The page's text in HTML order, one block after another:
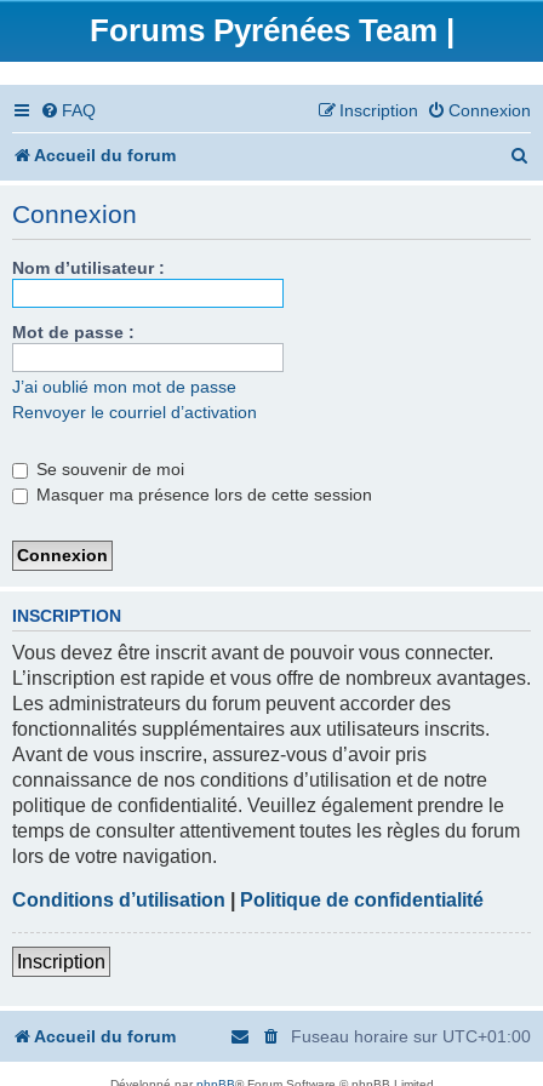
Forums Pyrénées Team |
FAQ Connexion
Inscription
Accueil du forum
Connexion
Nom d’utilisateur :
Mot de passe :
J’ai oublié mon mot de passe
Renvoyer le courriel d’activation
Se souvenir de moi
Masquer ma présence lors de cette session
INSCRIPTION
Vous devez être inscrit avant de pouvoir vous connecter.
L’inscription est rapide et vous offre de nombreux avantages.
Les administrateurs du forum peuvent accorder des
fonctionnalités supplémentaires aux utilisateurs inscrits.
Avant de vous inscrire, assurez-vous d’avoir pris
connaissance de nos conditions d’utilisation et de notre
politique de confidentialité. Veuillez également prendre le
temps de consulter attentivement toutes les règles du forum
lors de votre navigation.
Conditions d’utilisation Politique de confidentialité
Inscription
Accueil du forum Fuseau horaire sur UTC+01:00